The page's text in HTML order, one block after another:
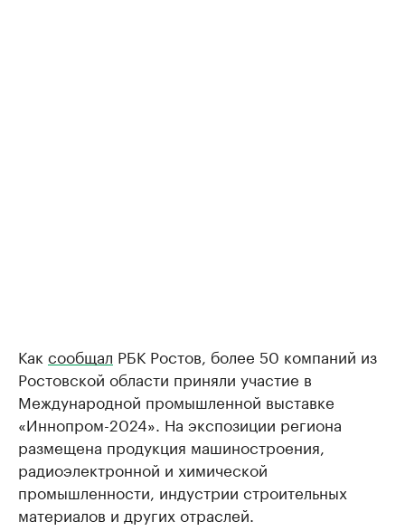
Как сообщал РБК Ростов, более 50 компаний из
Ростовской области приняли участие в
Международной промышленной выставке
«Иннопром-2024». На экспозиции региона
размещена продукция машиностроения,
радиоэлектронной и химической
промышленности, индустрии строительных
материалов и других отраслей.